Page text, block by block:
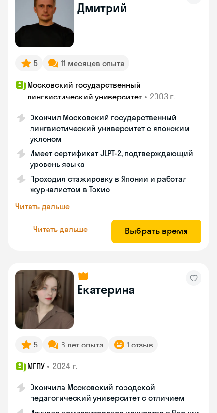
Дмитрий
5 11 месяцев опыта
Московский государственный
лингвистический университет • 2003 г.
Окончил Московский государственный
лингвистический университет с японским
уклоном
Имеет сертификат JLPT-2, подтверждающий
уровень языка
Проходил стажировку в Японии и работал
журналистом в Токио
Читать дальше
Читать дальше Выбрать время
Екатерина
5 6 лет опыта 1 отзыв
МГПУ • 2024 г.
Окончила Московский городской
педагогический университет с отличием